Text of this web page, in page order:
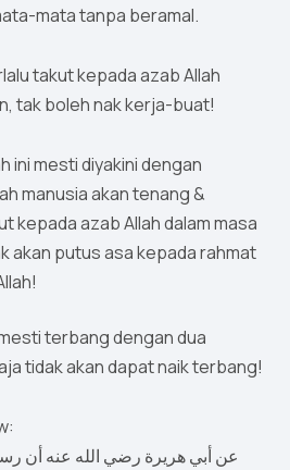
mata tanpa beramal.
takut kepada azab Allah
tak boleh nak kerja-buat!
ini mesti diyakini dengan
manusia akan tenang &
kepada azab Allah dalam masa
akan putus asa kepada rahmat
terbang dengan dua
tidak akan dapat naik terbang!
عن أبي هريرة رضي الله عنه أن